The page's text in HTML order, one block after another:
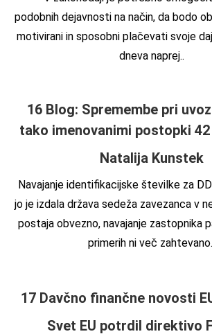
podobnih dejavnosti na način, da bodo
motivirani in sposobni plačevati svoje
dneva naprej..
16 Blog: Spremembe pri
tako imenovanimi postopki
Natalija Kunstek
Navajanje identifikacijske številke za
jo je izdala država sedeža zavezanca v
postaja obvezno, navajanje zastopnika
primerih ni več
17 Davčno finančne novosti
Svet EU potrdil direktivo